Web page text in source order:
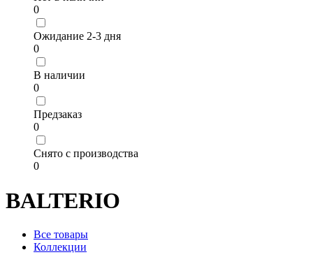
0
Ожидание 2-3 дня
0
В наличии
0
Предзаказ
0
Снято с производства
0
BALTERIO
Все товары
Коллекции